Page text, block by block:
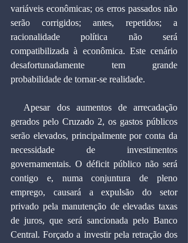
variáveis econômicas; os erros passados não
serão corrigidos; antes, repetidos; a
racionalidade política não será
compatibilizada à econômica. Este cenário
desafortunadamente tem grande
probabilidade de tornar-se realidade.
gerados pelo Cruzado 2, os gastos públicos
serão elevados, principalmente por conta da
necessidade de investimentos
governamentais. O déficit público não será
contigo e, numa conjuntura de pleno
emprego, causará a expulsão do setor
privado pela manutenção de elevadas taxas
de juros, que será sancionada pelo Banco
Central. Forçado a investir pela retração dos